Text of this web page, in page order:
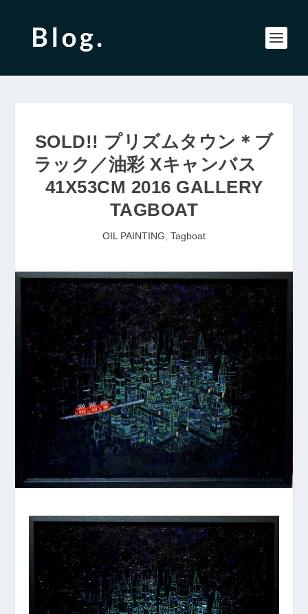
SOLD!! プリズムタウン＊ブ
ラック／油彩 Xキャンバス
41X53CM 2016 GALLERY
TAGBOAT
OIL PAINTING Tagboat